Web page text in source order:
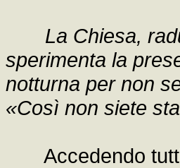
La Chiesa,
sperimenta la
notturna per non
«Così non siete
Accedendo tutti